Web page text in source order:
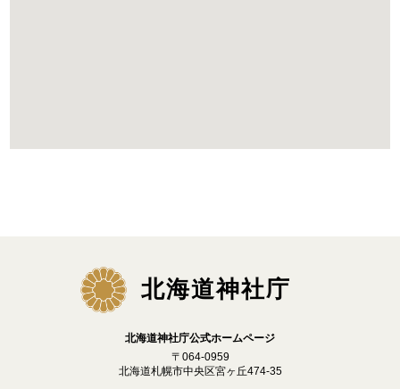
北海道神社庁
北海道神社庁公式ホームページ
〒064-0959
北海道札幌市中央区宮ヶ丘474-35